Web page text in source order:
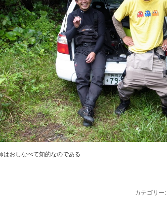
はおしなべて知的なのである
カテゴリー: